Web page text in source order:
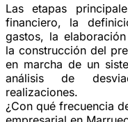
Las etapas
financiero, la
gastos, la
la construcción del
en marcha de un
análisis de
realizaciones.
¿Con qué frecuencia